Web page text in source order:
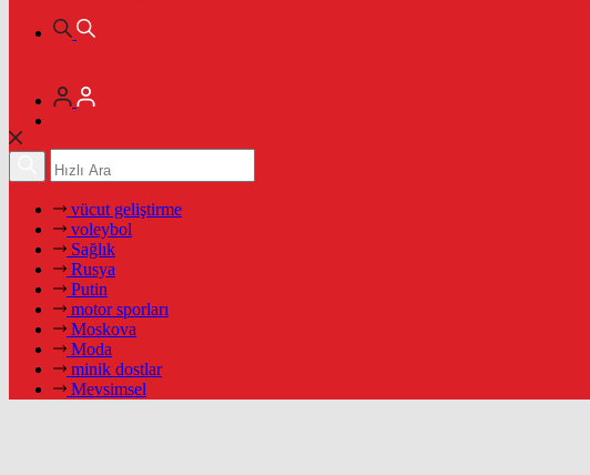
vücut geliştirme
voleybol
Sağlık
Rusya
Putin
motor sporları
Moskova
Moda
minik dostlar
Mevsimsel